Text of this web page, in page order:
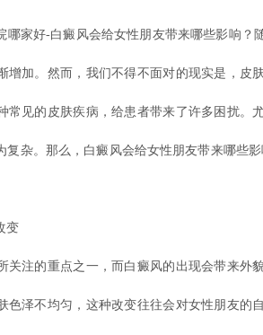
家好-白癜风会给女性朋友带来哪些影响？
增加。然而，我们不得不面对的现实是，皮
常见的皮肤疾病，给患者带来了许多困扰。
复杂。那么，白癜风会给女性朋友带来哪些
变
注的重点之一，而白癜风的出现会带来外
色泽不均匀，这种改变往往会对女性朋友的